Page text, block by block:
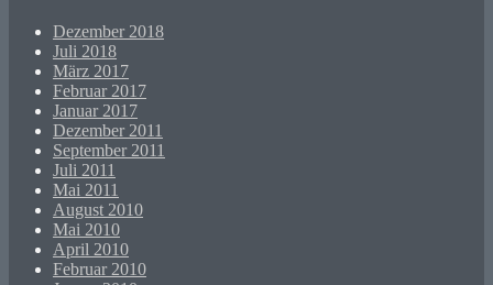
Dezember 2018
Juli 2018
März 2017
Februar 2017
Januar 2017
Dezember 2011
September 2011
Juli 2011
Mai 2011
August 2010
Mai 2010
April 2010
Februar 2010